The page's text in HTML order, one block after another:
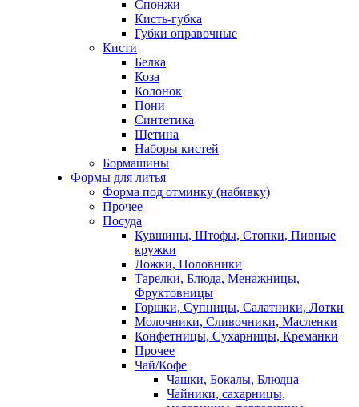
Спонжи
Кисть-губка
Губки оправочные
Кисти
Белка
Коза
Колонок
Пони
Синтетика
Щетина
Наборы кистей
Бормашины
Формы для литья
Форма под отминку (набивку)
Прочее
Посуда
Кувшины, Штофы, Стопки, Пивные
кружки
Ложки, Половники
Тарелки, Блюда, Менажницы,
Фруктовницы
Горшки, Супницы, Салатники, Лотки
Молочники, Сливочники, Масленки
Конфетницы, Сухарницы, Креманки
Прочее
Чай/Кофе
Чашки, Бокалы, Блюдца
Чайники, сахарницы,